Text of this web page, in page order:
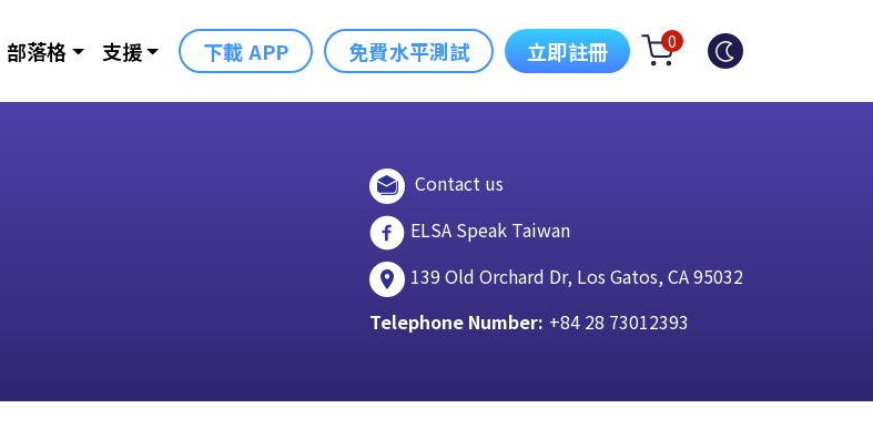
部落格 支援 下載 APP 免費水平測試 立即註冊 0
Contact us
ELSA Speak Taiwan
139 Old Orchard Dr, Los Gatos, CA 95032
Telephone Number: +84 28 73012393